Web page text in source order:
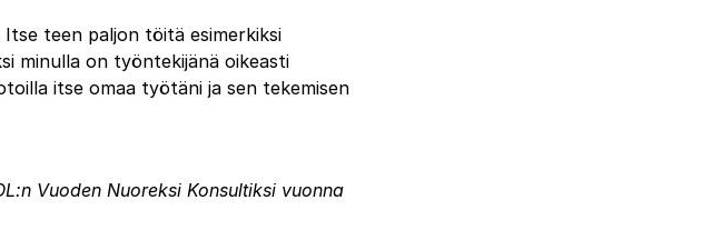
teen paljon töitä esimerkiksi
minulla on työntekijänä oikeasti
itse omaa työtäni ja sen tekemisen
Vuoden Nuoreksi Konsultiksi vuonna